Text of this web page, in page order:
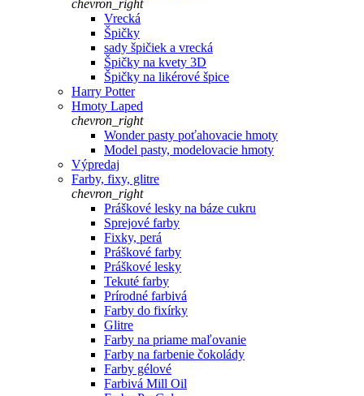
chevron_right
Vrecká
Špičky
sady špičiek a vrecká
Špičky na kvety 3D
Špičky na likérové špice
Harry Potter
Hmoty Laped
chevron_right
Wonder pasty poťahovacie hmoty
Model pasty, modelovacie hmoty
Výpredaj
Farby, fixy, glitre
chevron_right
Práškové lesky na báze cukru
Sprejové farby
Fixky, perá
Práškové farby
Práškové lesky
Tekuté farby
Prírodné farbivá
Farby do fixírky
Glitre
Farby na priame maľovanie
Farby na farbenie čokolády
Farby gélové
Farbivá Mill Oil